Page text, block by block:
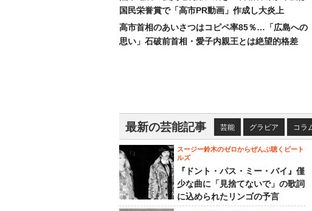
国民栄誉賞で「高市PR動画」作成し大炎上
高市首相のあいさつはコピペ率85％…「広島への
思い」石破前首相・愛子内親王とは絶望的格差
最新の芸能記事 芸能 グラビア コラ
スージー鈴木のゼロからぜんぶ聴くビート
ルズ
『ドント・パス・ミー・バイ』僅
少な曲に「見捨てないで」の歌詞
に込められたリンゴの予言